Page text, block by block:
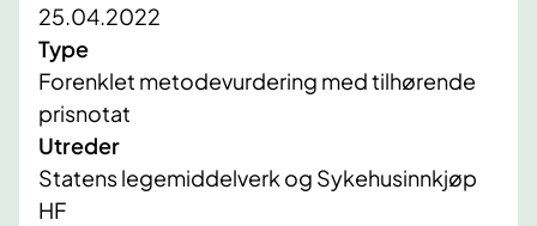
25.04.2022
Type
Forenklet metodevurdering med tilhørende
prisnotat
Utreder
Statens legemiddelverk og Sykehusinnkjøp
HF